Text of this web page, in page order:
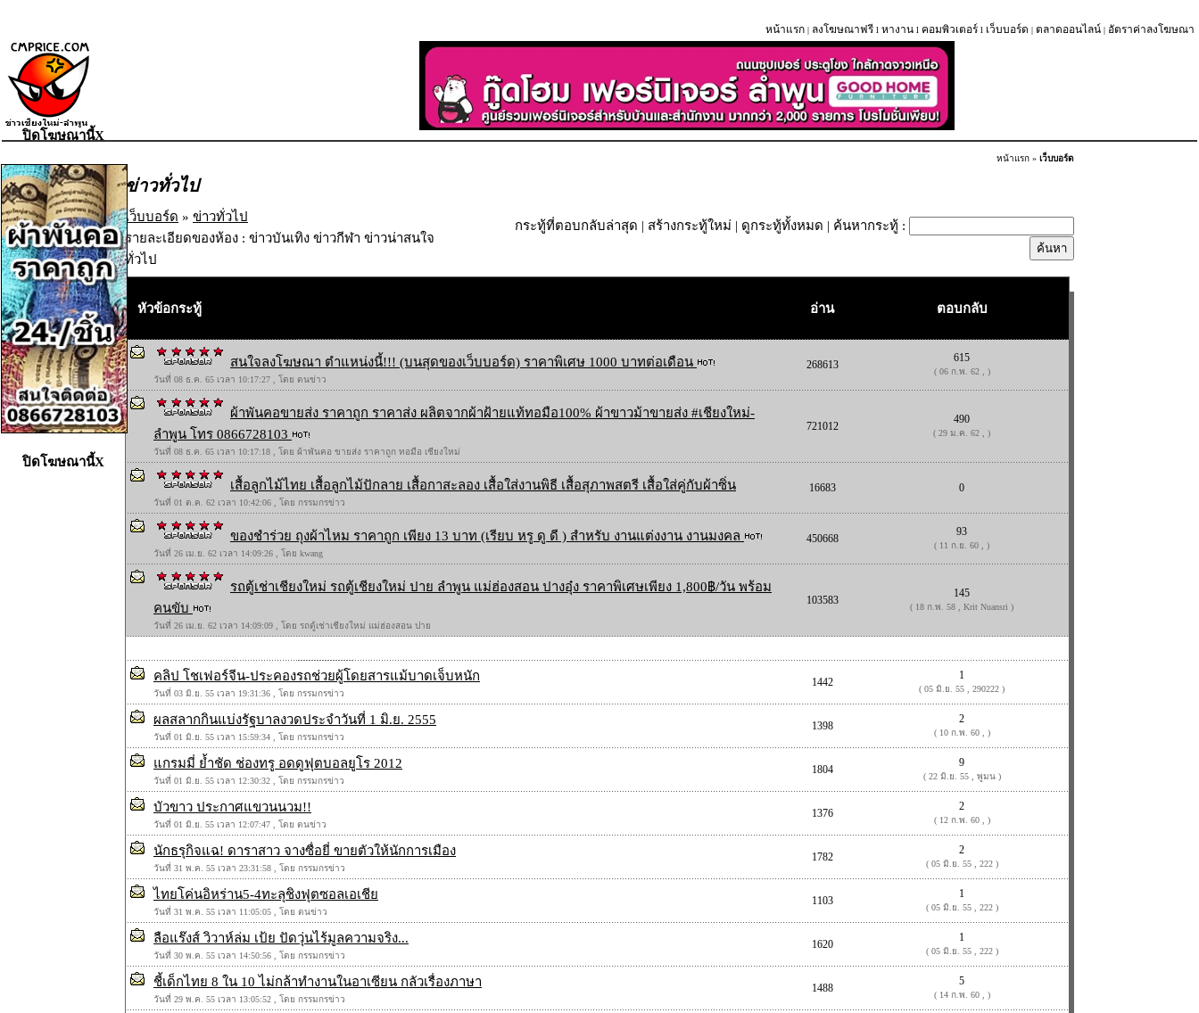
หน้าแรก | ลงโฆษณาฟรี l หางาน l คอมพิวเตอร์ l เว็บบอร์ด | ตลาดออนไลน์ | อัตราค่าลงโฆษณา
หน้าแรก » เว็บบอร์ด
ข่าวทั่วไป
เว็บบอร์ด » ข่าวทั่วไป
รายละเอียดของห้อง : ข่าวบันเทิง ข่าวกีฬา ข่าวน่าสนใจ
ทั่วไป
กระทู้ที่ตอบกลับล่าสุด | สร้างกระทู้ใหม่ | ดูกระทู้ทั้งหมด | ค้นหากระทู้ :
หัวข้อกระทู้ อ่าน ตอบกลับ
สนใจลงโฆษณา ตำแหน่งนี้!!! (บนสุดของเว็บบอร์ด) ราคาพิเศษ 1000 บาทต่อเดือน
วันที่ 08 ธ.ค. 65 เวลา 10:17:27 , โดย ตนข่าว
268613
615
( 06 ก.พ. 62 , )
ผ้าพันคอขายส่ง ราคาถูก ราคาส่ง ผลิตจากผ้าฝ้ายแท้ทอมือ100% ผ้าขาวม้าขายส่ง #เชียงใหม่-
ลำพูน โทร 0866728103
วันที่ 08 ธ.ค. 65 เวลา 10:17:18 , โดย ผ้าพันคอ ขายส่ง ราคาถูก ทอมือ เชียงใหม่
721012
490
( 29 ม.ค. 62 , )
เสื้อลูกไม้ไทย เสื้อลูกไม้ปักลาย เสื้อกาสะลอง เสื้อใส่งานพิธี เสื้อสุภาพสตรี เสื้อใส่คู่กับผ้าซิ่น
วันที่ 01 ต.ค. 62 เวลา 10:42:06 , โดย กรรมกรข่าว
16683 0
ของชำร่วย ถุงผ้าไหม ราคาถูก เพียง 13 บาท (เรียบ หรู ดู ดี ) สำหรับ งานแต่งงาน งานมงคล
วันที่ 26 เม.ย. 62 เวลา 14:09:26 , โดย kwang
450668
93
( 11 ก.ย. 60 , )
รถตู้เช่าเชียงใหม่ รถตู้เชียงใหม่ ปาย ลำพูน แม่ฮ่องสอน ปางอุ๋ง ราคาพิเศษเพียง 1,800฿/วัน พร้อม
คนขับ
วันที่ 26 เม.ย. 62 เวลา 14:09:09 , โดย รถตู้เช่าเชียงใหม่ แม่ฮ่องสอน ปาย
103583
145
( 18 ก.พ. 58 , Krit Nuansri )
คลิป โชเฟอร์จีน-ประคองรถช่วยผู้โดยสารแม้บาดเจ็บหนัก
วันที่ 03 มิ.ย. 55 เวลา 19:31:36 , โดย กรรมกรข่าว
1442
1
( 05 มิ.ย. 55 , 290222 )
ผลสลากกินแบ่งรัฐบาลงวดประจำวันที่ 1 มิ.ย. 2555
วันที่ 01 มิ.ย. 55 เวลา 15:59:34 , โดย กรรมกรข่าว
1398
2
( 10 ก.พ. 60 , )
แกรมมี่ ย้ำชัด ช่องทรู อดดูฟุตบอลยูโร 2012
วันที่ 01 มิ.ย. 55 เวลา 12:30:32 , โดย กรรมกรข่าว
1804
9
( 22 มิ.ย. 55 , พูมน )
บัวขาว ประกาศแขวนนวม!!
วันที่ 01 มิ.ย. 55 เวลา 12:07:47 , โดย ตนข่าว
1376
2
( 12 ก.พ. 60 , )
นักธรุกิจแฉ! ดาราสาว จางซื่อยี่ ขายตัวให้นักการเมือง
วันที่ 31 พ.ค. 55 เวลา 23:31:58 , โดย กรรมกรข่าว
1782
2
( 05 มิ.ย. 55 , 222 )
ไทยโค่นอิหร่าน5-4ทะลุชิงฟุตซอลเอเชีย
วันที่ 31 พ.ค. 55 เวลา 11:05:05 , โดย ตนข่าว
1103
1
( 05 มิ.ย. 55 , 222 )
ลือแร๊งส์ วิวาห์ล่ม เป้ย ปัดวุ่นไร้มูลความจริง...
วันที่ 30 พ.ค. 55 เวลา 14:50:56 , โดย กรรมกรข่าว
1620
1
( 05 มิ.ย. 55 , 222 )
ชี้เด็กไทย 8 ใน 10 ไม่กล้าทำงานในอาเซียน กลัวเรื่องภาษา
วันที่ 29 พ.ค. 55 เวลา 13:05:52 , โดย กรรมกรข่าว
1488
5
( 14 ก.พ. 60 , )
ปิดโฆษณานี้X
ปิดโฆษณานี้X